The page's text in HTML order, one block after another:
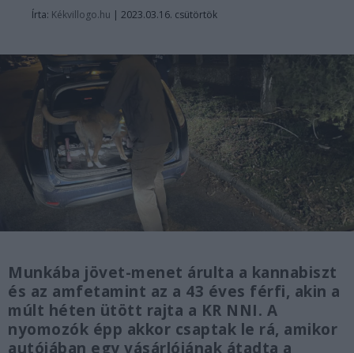
Írta: Kékvillogo.hu | 2023.03.16. csütörtök
Munkába jövet-menet árulta a kannabiszt
és az amfetamint az a 43 éves férfi, akin a
múlt héten ütött rajta a KR NNI. A
nyomozók épp akkor csaptak le rá, amikor
autójában egy vásárlójának átadta a